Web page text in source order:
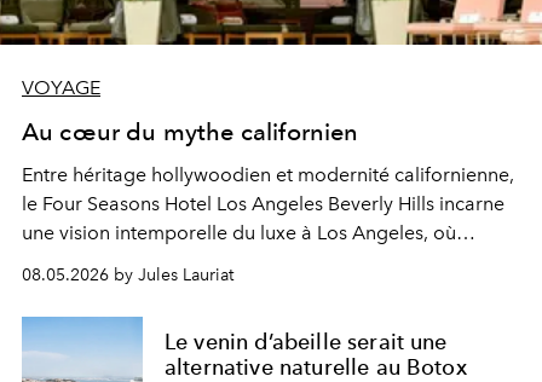
VOYAGE
Au cœur du mythe californien
Entre héritage hollywoodien et modernité californienne,
le Four Seasons Hotel Los Angeles Beverly Hills incarne
une vision intemporelle du luxe à Los Angeles, où
élégance discrète et art de vivre se rencontrent
naturellement.
08.05.2026 by Jules Lauriat
Le venin d’abeille serait une
alternative naturelle au Botox